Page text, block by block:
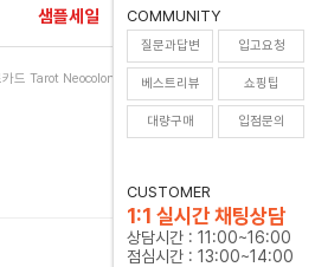
샘플세일 0
COMMUNITY
질문과답변 입고요청
베스트리뷰 쇼핑팁
대량구매 입점문의
CUSTOMER
1:1 실시간 채팅상담
상담시간 : 11:00~16:00
점심시간 : 13:00~14:00
드 Tarot Neocolonial De Las Americas